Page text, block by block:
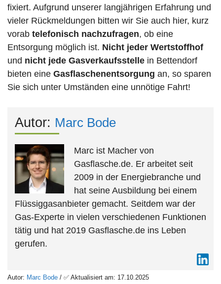
fixiert. Aufgrund unserer langjährigen Erfahrung und
vieler Rückmeldungen bitten wir Sie auch hier, kurz
vorab telefonisch nachzufragen, ob eine
Entsorgung möglich ist. Nicht jeder Wertstoffhof
und nicht jede Gasverkaufsstelle in Bettendorf
bieten eine Gasflaschenentsorgung an, so sparen
Sie sich unter Umständen eine unnötige Fahrt!
Autor: Marc Bode
Marc ist Macher von
Gasflasche.de. Er arbeitet seit
2009 in der Energiebranche und
hat seine Ausbildung bei einem
Flüssiggasanbieter gemacht. Seitdem war der
Gas-Experte in vielen verschiedenen Funktionen
tätig und hat 2019 Gasflasche.de ins Leben
gerufen.
Autor: Marc Bode / ✅ Aktualisiert am: 17.10.2025